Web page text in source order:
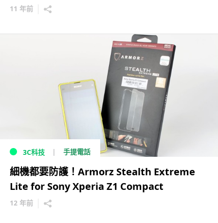
11 年前
3C科技 手提電話
細機都要防護！Armorz Stealth Extreme
Lite for Sony Xperia Z1 Compact
12 年前